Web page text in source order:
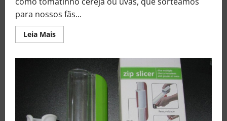
para nossos fãs...
Leia Mais